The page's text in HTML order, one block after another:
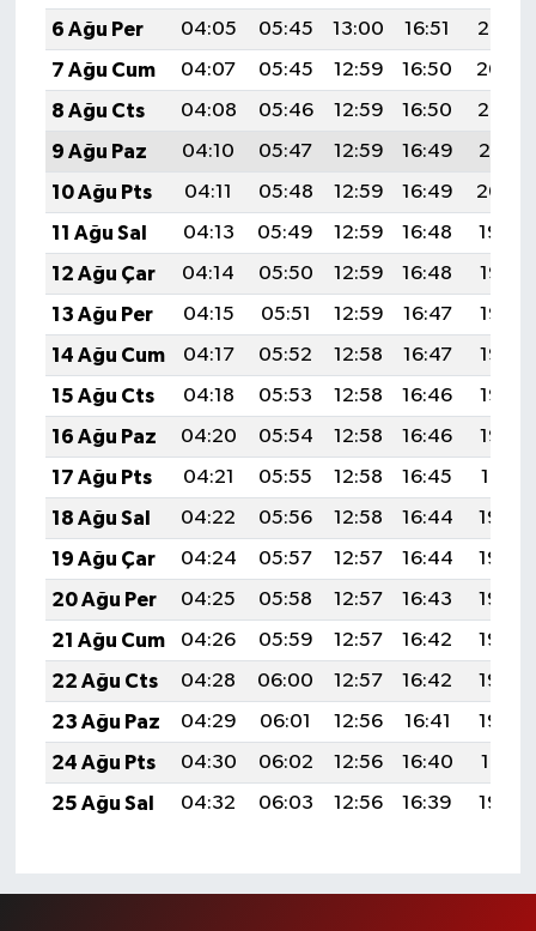
6 Ağu Per
04:05 05:45 13:00 16:51
20:05
7 Ağu Cum
04:07 05:45 12:59 16:50
20:04
8 Ağu Cts
04:08 05:46 12:59 16:50
20:02
9 Ağu Paz
04:10 05:47 12:59 16:49
20:01
10 Ağu Pts
04:11 05:48 12:59 16:49
20:00
11 Ağu Sal
04:13 05:49 12:59 16:48
19:59
12 Ağu Çar
04:14 05:50 12:59 16:48
19:57
13 Ağu Per
04:15 05:51 12:59 16:47
19:56
14 Ağu Cum
04:17 05:52 12:58 16:47
19:55
15 Ağu Cts
04:18 05:53 12:58 16:46
19:53
16 Ağu Paz
04:20 05:54 12:58 16:46
19:52
17 Ağu Pts
04:21 05:55 12:58 16:45
19:51
18 Ağu Sal
04:22 05:56 12:58 16:44
19:49
19 Ağu Çar
04:24 05:57 12:57 16:44
19:48
20 Ağu Per
04:25 05:58 12:57 16:43
19:46
21 Ağu Cum
04:26 05:59 12:57 16:42
19:45
22 Ağu Cts
04:28 06:00 12:57 16:42
19:44
23 Ağu Paz
04:29 06:01 12:56 16:41
19:42
24 Ağu Pts
04:30 06:02 12:56 16:40
19:41
25 Ağu Sal
04:32 06:03 12:56 16:39 19:39